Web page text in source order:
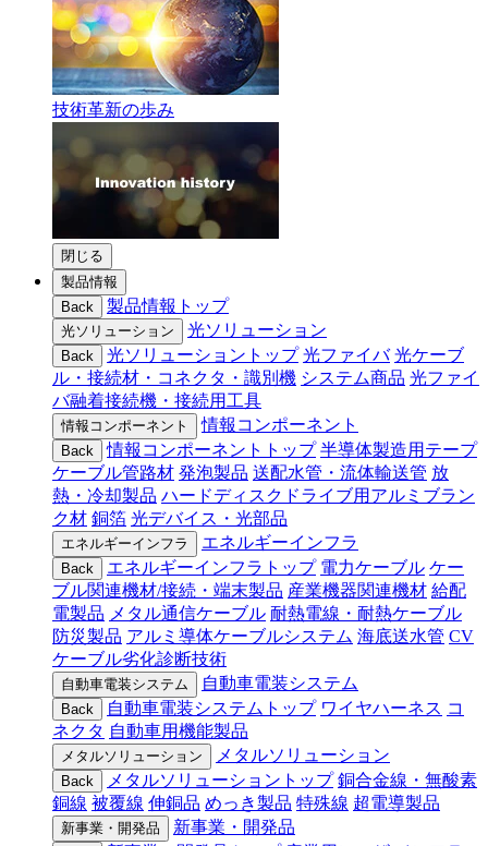
技術革新の歩み
閉じる
製品情報
Back
製品情報トップ
光ソリューション 光ソリューション
Back 光ソリューショントップ 光ファイバ 光ケーブ
ル・接続材・コネクタ・識別機 システム商品 光ファイ
バ融着接続機・接続用工具
情報コンポーネント 情報コンポーネント
Back 情報コンポーネントトップ 半導体製造用テープ
ケーブル管路材 発泡製品 送配水管・流体輸送管 放
熱・冷却製品 ハードディスクドライブ用アルミブラン
ク材 銅箔 光デバイス・光部品
エネルギーインフラ エネルギーインフラ
Back エネルギーインフラトップ 電力ケーブル ケー
ブル関連機材/接続・端末製品 産業機器関連機材 給配
電製品 メタル通信ケーブル 耐熱電線・耐熱ケーブル
防災製品 アルミ導体ケーブルシステム 海底送水管 CV
ケーブル劣化診断技術
自動車電装システム 自動車電装システム
Back 自動車電装システムトップ ワイヤハーネス コ
ネクタ 自動車用機能製品
メタルソリューション メタルソリューション
Back メタルソリューショントップ 銅合金線・無酸素
銅線 被覆線 伸銅品 めっき製品 特殊線 超電導製品
新事業・開発品 新事業・開発品